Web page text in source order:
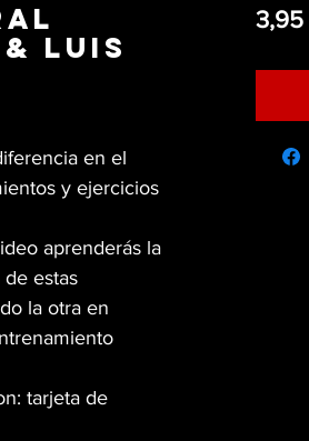
Luis
en el
y ejercicios
aprenderás la
estas
la otra en
tarjeta de
3,95